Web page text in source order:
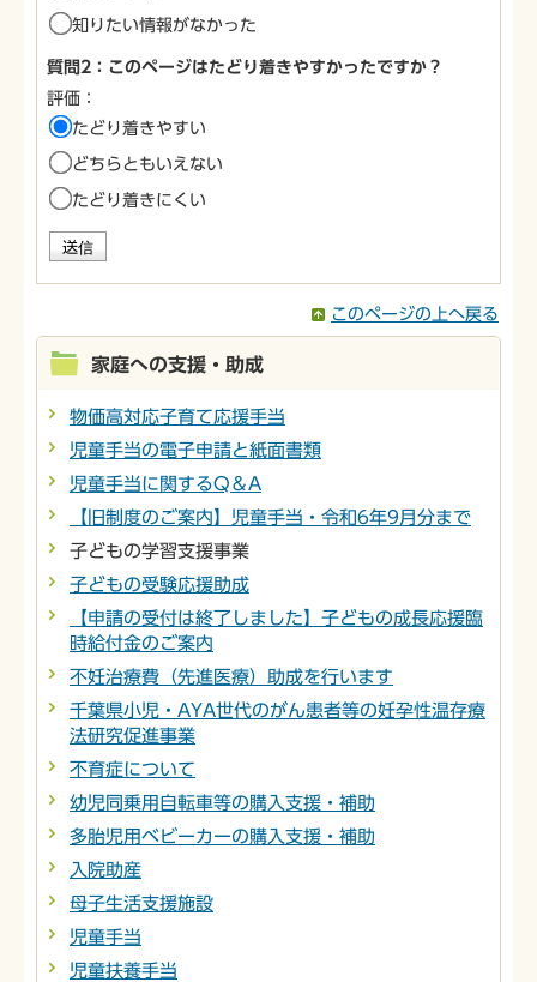
知りたい情報がなかった
質問2：このページはたどり着きやすかったですか？
評価：
たどり着きやすい
どちらともいえない
たどり着きにくい
このページの上へ戻る
家庭への支援・助成
物価高対応子育て応援手当
児童手当の電子申請と紙面書類
児童手当に関するQ＆A
【旧制度のご案内】児童手当・令和6年9月分まで
子どもの学習支援事業
子どもの受験応援助成
【申請の受付は終了しました】子どもの成長応援臨
時給付金のご案内
不妊治療費（先進医療）助成を行います
千葉県小児・AYA世代のがん患者等の妊孕性温存療
法研究促進事業
不育症について
幼児同乗用自転車等の購入支援・補助
多胎児用ベビーカーの購入支援・補助
入院助産
母子生活支援施設
児童手当
児童扶養手当